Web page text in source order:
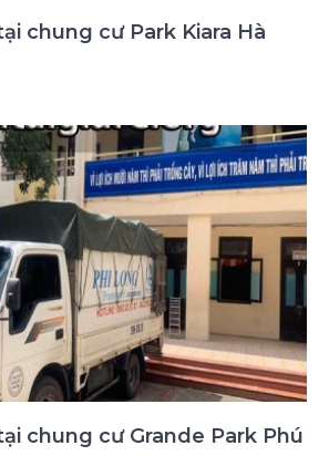
chung cư Park Kiara Hà
chung cư Grande Park Phú